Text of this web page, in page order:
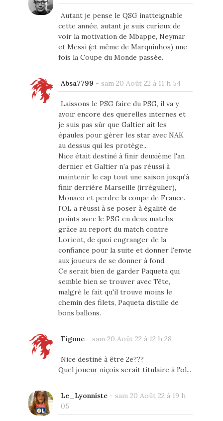
Autant je pense le QSG inatteignable
cette année, autant je suis curieux de
voir la motivation de Mbappe, Neymar
et Messi (et même de Marquinhos) une
fois la Coupe du Monde passée.
Absa7799 - sam 20 Août 22 à 11 h 54
Laissons le PSG faire du PSG, il va y
avoir encore des querelles internes et
je suis pas sûr que Galtier ait les
épaules pour gérer les star avec NAK
au dessus qui les protège...
Nice était destiné à finir deuxième l'an
dernier et Galtier n'a pas réussi à
maintenir le cap tout une saison jusqu'à
finir derrière Marseille (irrégulier),
Monaco et perdre la coupe de France.
l'OL a réussi à se poser à égalité de
points avec le PSG en deux matchs
grâce au report du match contre
Lorient, de quoi engranger de la
confiance pour la suite et donner l'envie
aux joueurs de se donner à fond.
Ce serait bien de garder Paqueta qui
semble bien se trouver avec Tête,
malgré le fait qu'il trouve moins le
chemin des filets, Paqueta distille de
bons ballons.
Tigone- sam 20 Août 22 à 12 h 28
Nice destiné à être 2e???
Quel joueur niçois serait titulaire à l'ol...
Le_Lyonniste- sam 20 Août 22 à 19 h
05